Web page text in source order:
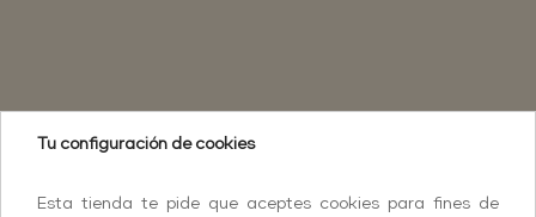
Tu configuración de cookies
Esta tienda te pide que aceptes cookies para fines de